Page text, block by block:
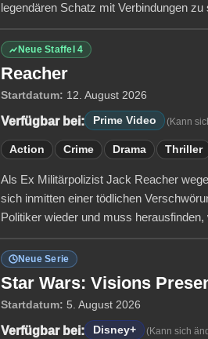
legendären Schatz mit Verbindungen
Neue Staffel 4
Reacher
Startdatum: 12. August 2026
Verfügbar bei: Prime Video (Kann
Action Crime Drama Thriller
Als Ex Militärpolizist Jack Reacher
sich inmitten einer tödlichen
Politiker wieder und muss
Neue Serie
Star Wars: Visions
Startdatum: 5. August 2026
Verfügbar bei: Disney+ (Kann sich